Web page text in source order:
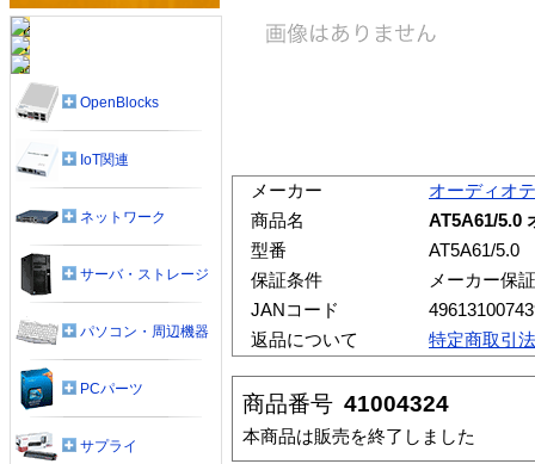
メーカー
オーディオ
商品名
AT5A61/5.0
型番
AT5A61/5.0
保証条件
メーカー保証
JANコード
返品について
特定商取引
商品番号 41004324
本商品は販売を終了しました
OpenBlocks
IoT関連
ネットワーク
サーバ・ストレージ
パソコン・周辺機器
PCパーツ
サプライ